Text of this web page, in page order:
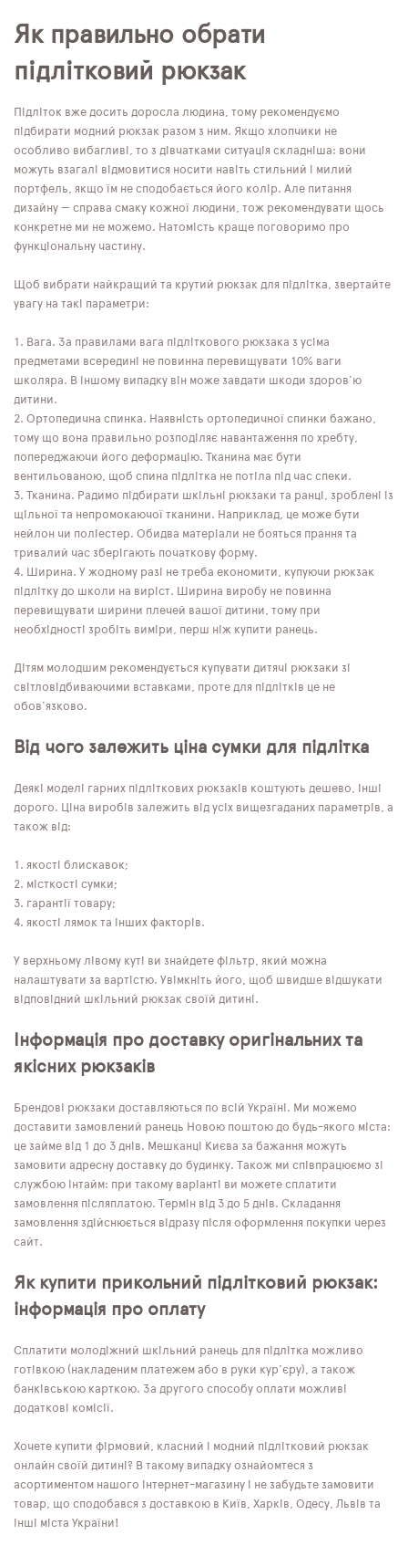
Як правильно обрати
підлітковий рюкзак
Підліток вже досить доросла людина, тому рекомендуємо
підбирати модний рюкзак разом з ним. Якщо хлопчики не
особливо вибагливі, то з дівчатками ситуація складніша: вони
можуть взагалі відмовитися носити навіть стильний і милий
портфель, якщо їм не сподобається його колір. Але питання
дизайну — справа смаку кожної людини, тож рекомендувати щось
конкретне ми не можемо. Натомість краще поговоримо про
функціональну частину.
Щоб вибрати найкращий та крутий рюкзак для підлітка, звертайте
увагу на такі параметри:
Вага. За правилами вага підліткового рюкзака з усіма
предметами всередині не повинна перевищувати 10% ваги
школяра. В іншому випадку він може завдати шкоди здоров'ю
дитини.
Ортопедична спинка. Наявність ортопедичної спинки бажано,
тому що вона правильно розподіляє навантаження по хребту,
попереджаючи його деформацію. Тканина має бути
вентильованою, щоб спина підлітка не потіла під час спеки.
Тканина. Радимо підбирати шкільні рюкзаки та ранці, зроблені із
щільної та непромокаючої тканини. Наприклад, це може бути
нейлон чи поліестер. Обидва матеріали не бояться прання та
тривалий час зберігають початкову форму.
Ширина. У жодному разі не треба економити, купуючи рюкзак
підлітку до школи на виріст. Ширина виробу не повинна
перевищувати ширини плечей вашої дитини, тому при
необхідності зробіть виміри, перш ніж купити ранець.
Дітям молодшим рекомендується купувати дитячі рюкзаки зі
світловідбиваючими вставками, проте для підлітків це не
обов'язково.
Від чого залежить ціна сумки для підлітка
Деякі моделі гарних підліткових рюкзаків коштують дешево, інші
дорого. Ціна виробів залежить від усіх вищезгаданих параметрів, а
також від:
якості блискавок;
місткості сумки;
гарантії товару;
якості лямок та інших факторів.
У верхньому лівому куті ви знайдете фільтр, який можна
налаштувати за вартістю. Увімкніть його, щоб швидше відшукати
відповідний шкільний рюкзак своїй дитині.
Інформація про доставку оригінальних та
якісних рюкзаків
Брендові рюкзаки доставляються по всій Україні. Ми можемо
доставити замовлений ранець Новою поштою до будь-якого міста:
це займе від 1 до 3 днів. Мешканці Києва за бажання можуть
замовити адресну доставку до будинку. Також ми співпрацюємо зі
службою Інтайм: при такому варіанті ви можете сплатити
замовлення післяплатою. Термін від 3 до 5 днів. Складання
замовлення здійснюється відразу після оформлення покупки через
сайт.
Як купити прикольний підлітковий рюкзак:
інформація про оплату
Сплатити молодіжний шкільний ранець для підлітка можливо
готівкою (накладеним платежем або в руки кур'єру), а також
банківською карткою. За другого способу оплати можливі
додаткові комісії.
Хочете купити фірмовий, класний і модний підлітковий рюкзак
онлайн своїй дитині? В такому випадку ознайомтеся з
асортиментом нашого інтернет-магазину і не забудьте замовити
товар, що сподобався з доставкою в Київ, Харків, Одесу, Львів та
інші міста України!